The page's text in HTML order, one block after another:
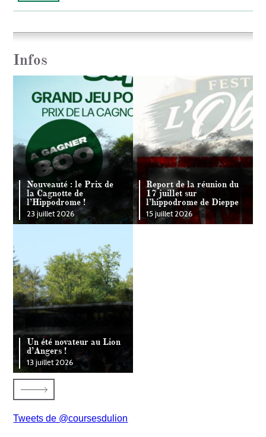
Infos
Nouveauté : le Prix de
la Cagnotte de
l’Hippodrome !
23 juillet 2026
Report de la réunion du
17 juillet sur
l’hippodrome de Dieppe
15 juillet 2026
Un été novateur au Lion
d’Angers !
13 juillet 2026
Tweets de @coursesdulion